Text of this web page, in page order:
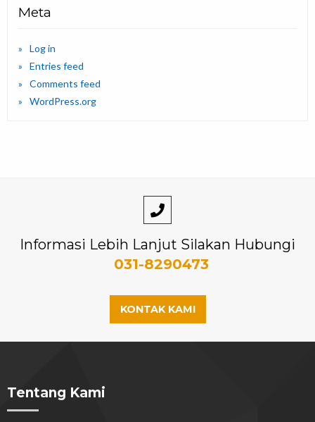
Meta
Log in
Entries feed
Comments feed
WordPress.org
Informasi Lebih Lanjut Silakan Hubungi
031-8290473
KONTAK KAMI
Tentang Kami